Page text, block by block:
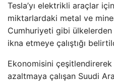
Tesla’yı elektrikli araçlar
miktarlardaki metal ve
Cumhuriyeti gibi ülkelerden
ikna etmeye çalıştığı
Ekonomisini çeşitlendirerek
azaltmaya çalışan Suudi